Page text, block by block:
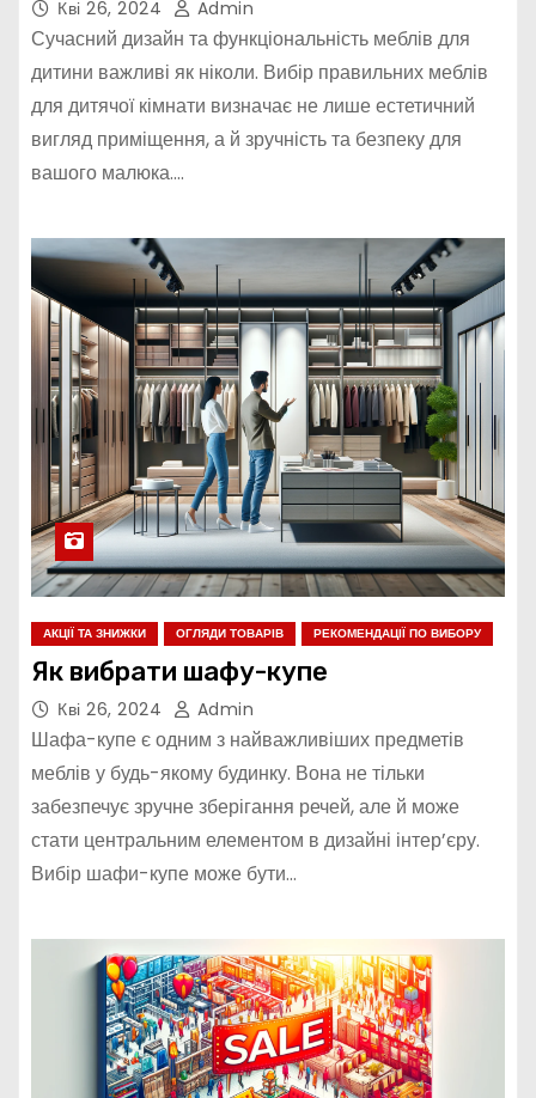
Кві 26, 2024 Admin
Сучасний дизайн та функціональність меблів для
дитини важливі як ніколи. Вибір правильних меблів
для дитячої кімнати визначає не лише естетичний
вигляд приміщення, а й зручність та безпеку для
вашого малюка.…
АКЦІЇ ТА ЗНИЖКИ ОГЛЯДИ ТОВАРІВ РЕКОМЕНДАЦІЇ ПО ВИБОРУ
Як вибрати шафу-купе
Кві 26, 2024 Admin
Шафа-купе є одним з найважливіших предметів
меблів у будь-якому будинку. Вона не тільки
забезпечує зручне зберігання речей, але й може
стати центральним елементом в дизайні інтер’єру.
Вибір шафи-купе може бути…